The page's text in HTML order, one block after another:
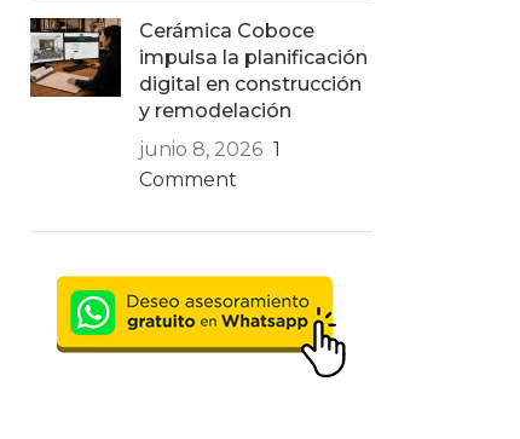
Cerámica Coboce
impulsa la planificación
digital en construcción
y remodelación
junio 8, 2026 1
Comment